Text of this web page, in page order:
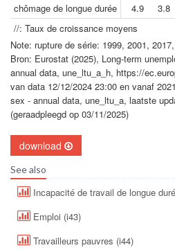
chômage de longue durée
4.9 3.8
//: Taux de croissance moyens
Note: rupture de série: 1999, 2001,
Bron: Eurostat (2025), Long-term
annual data, une_ltu_a_h, https://
van data 12/12/2024 23:00 en vanaf
sex - annual data, une_ltu_a, laatste
(geraadpleegd op 03/11/2025)
download
See also
Incapacité de travail de longue
Emploi (i43)
Travailleurs pauvres (i44)